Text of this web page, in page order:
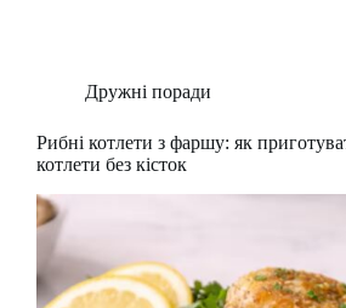
Дружні поради
Рибні котлети з фаршу: як
котлети без кісток